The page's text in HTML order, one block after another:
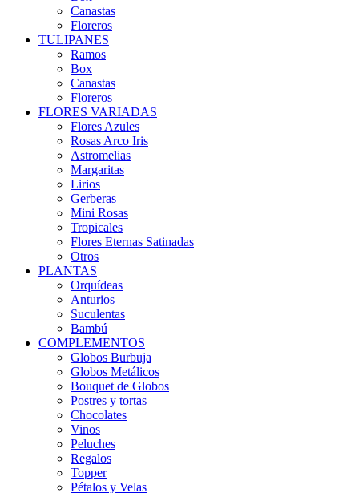
Canastas
Floreros
TULIPANES
Ramos
Box
Canastas
Floreros
FLORES VARIADAS
Flores Azules
Rosas Arco Iris
Astromelias
Margaritas
Lirios
Gerberas
Mini Rosas
Tropicales
Flores Eternas Satinadas
Otros
PLANTAS
Orquídeas
Anturios
Suculentas
Bambú
COMPLEMENTOS
Globos Burbuja
Globos Metálicos
Bouquet de Globos
Postres y tortas
Chocolates
Vinos
Peluches
Regalos
Topper
Pétalos y Velas